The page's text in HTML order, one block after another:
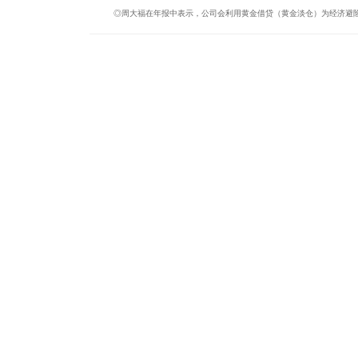
◎周大福在年报中表示，公司会利用黄金借贷（黄金淡仓）为经济避